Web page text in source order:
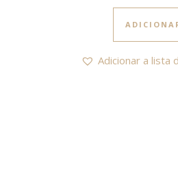
Adicionar a lista